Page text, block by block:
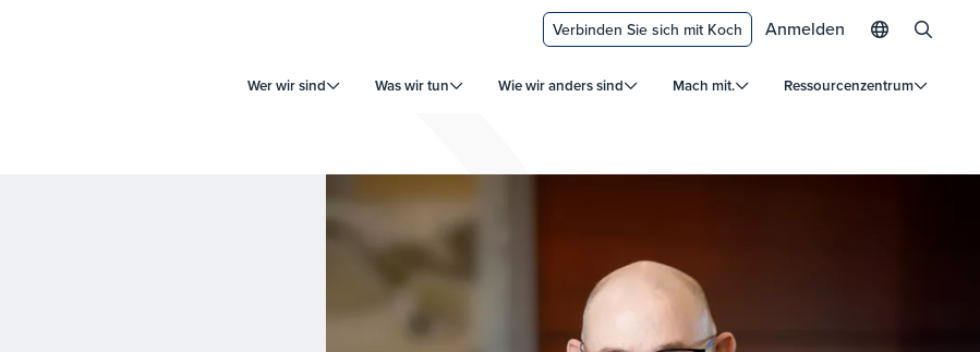
Wer wir sind Was wir tun Wie wir anders sind Mach mit. Ressourcenzentrum
Verbinden Sie sich mit Koch Anmelden